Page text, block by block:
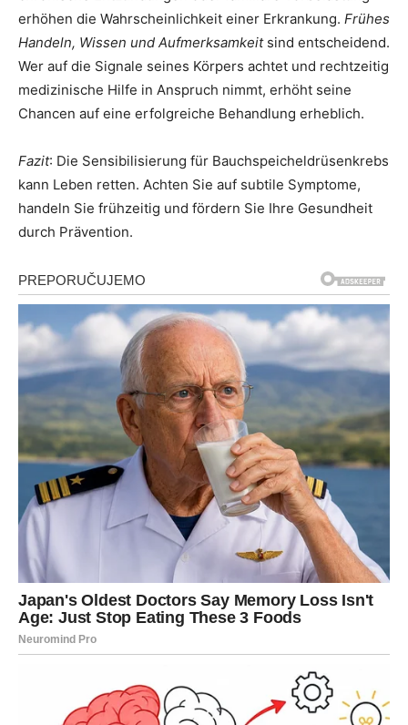
erhöhen die Wahrscheinlichkeit einer Erkrankung. Frühes
Handeln, Wissen und Aufmerksamkeitsind entscheidend.
Wer auf die Signale seines Körpers achtet und rechtzeitig
medizinische Hilfe in Anspruch nimmt, erhöht seine
Chancen auf eine erfolgreiche Behandlung erheblich.
Fazit: Die Sensibilisierung für Bauchspeicheldrüsenkrebs
kann Leben retten. Achten Sie auf subtile Symptome,
handeln Sie frühzeitig und fördern Sie Ihre Gesundheit
durch Prävention.